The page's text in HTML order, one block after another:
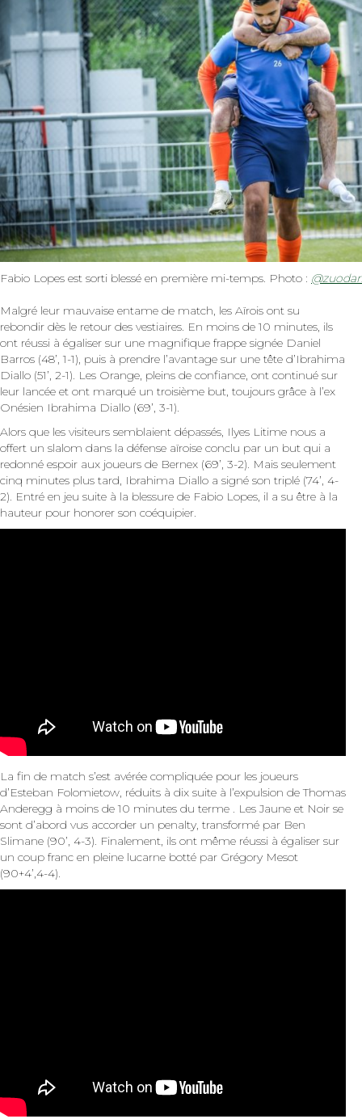
Fabio Lopes est sorti blessé en première mi-temps. Photo :
Malgré leur mauvaise entame de match, les Aïrois ont su
rebondir dès le retour des vestiaires. En moins de 10 minutes, ils
ont réussi à égaliser sur une magnifique frappe signée Daniel
Barros (48’, 1-1), puis à prendre l’avantage sur une tête d’Ibrahima
Diallo (51’, 2-1). Les Orange, pleins de confiance, ont continué sur
leur lancée et ont marqué un troisième but, toujours grâce à l’ex
Onésien Ibrahima Diallo (69’, 3-1).
Alors que les visiteurs semblaient dépassés, Ilyes Litime nous a
offert un slalom dans la défense aïroise conclu par un but qui a
redonné espoir aux joueurs de Bernex (69’, 3-2). Mais seulement
cinq minutes plus tard, Ibrahima Diallo a signé son triplé (74’, 4-
2). Entré en jeu suite à la blessure de Fabio Lopes, il a su être à la
hauteur pour honorer son coéquipier.
La fin de match s’est avérée compliquée pour les joueurs
d’Esteban Folomietow, réduits à dix suite à l’expulsion de Thomas
Anderegg à moins de 10 minutes du terme . Les Jaune et Noir se
sont d’abord vus accorder un penalty, transformé par Ben
Slimane (90’, 4-3). Finalement, ils ont même réussi à égaliser sur
un coup franc en pleine lucarne botté par Grégory Mesot
(90+4’,4-4).